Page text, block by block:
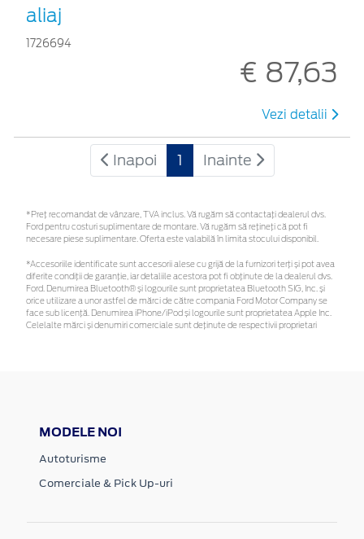
aliaj
1726694
€ 87,63
Vezi detalii
Inapoi 1 Inainte
*Preţ recomandat de vânzare, TVA inclus. Vă rugăm să contactaţi dealerul dvs.
Ford pentru costuri suplimentare de montare. Vă rugăm să rețineți că pot fi
necesare piese suplimentare. Oferta este valabilă în limita stocului disponibil.
*Accesoriile identificate sunt accesorii alese cu grijă de la furnizori terți și pot avea
diferite condiții de garanție, iar detaliile acestora pot fi obținute de la dealerul dvs.
Ford. Denumirea Bluetooth® și logourile sunt proprietatea Bluetooth SIG, Inc. și
orice utilizare a unor astfel de mărci de către compania Ford Motor Company se
face sub licență. Denumirea iPhone/iPod și logourile sunt proprietatea Apple Inc.
Celelalte mărci și denumiri comerciale sunt deținute de respectivii proprietari
MODELE NOI
Autoturisme
Comerciale & Pick Up-uri